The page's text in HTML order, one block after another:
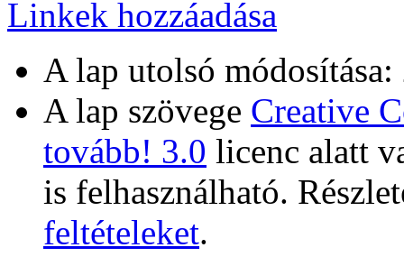
Linkek hozzáadása
A lap utolsó
A lap szövege Creative
tovább! 3.0 licenc alatt
is felhasználható.
feltételeket.